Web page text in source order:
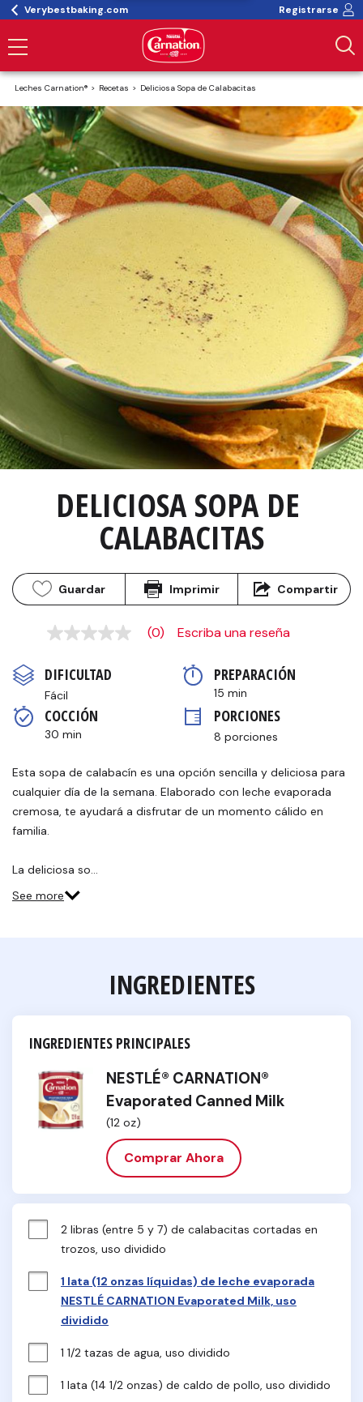
Verybestbaking.com Registrarse
Leches Carnation® Recetas Deliciosa Sopa de Calabacitas
DELICIOSA SOPA DE
CALABACITAS
Guardar Imprimir Compartir
Sin
en
la
misma
página.
(0) Escriba una reseña
DIFICULTAD
Fácil
PREPARACIÓN
15 min
COCCIÓN
30 min
PORCIONES
8 porciones
Esta sopa de calabacín es una opción sencilla y deliciosa para
cualquier día de la semana. Elaborado con leche evaporada
cremosa, te ayudará a disfrutar de un momento cálido en
familia.
La deliciosa so…
See more
INGREDIENTES
INGREDIENTES PRINCIPALES
NESTLÉ® CARNATION®
Evaporated Canned Milk
(12 oz)
Comprar Ahora
2 libras (entre 5 y 7) de calabacitas cortadas en
trozos, uso dividido
1 lata (12 onzas líquidas) de leche evaporada
NESTLÉ CARNATION Evaporated Milk, uso
dividido
1 1/2 tazas de agua, uso dividido
1 lata (14 1/2 onzas) de caldo de pollo, uso dividido